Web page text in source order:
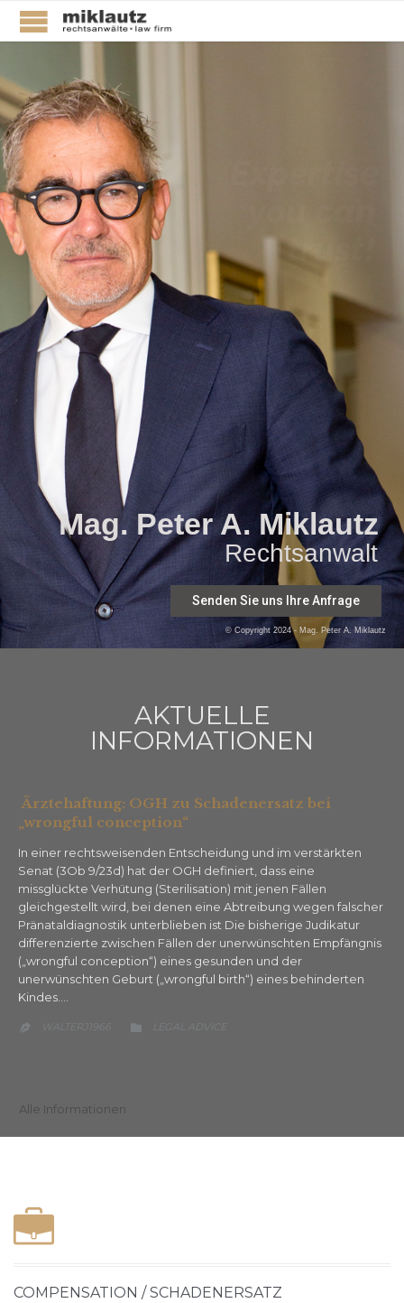
Mag. Peter A. Miklautz
Rechtsanwalt
© Copyright 2024 - Mag. Peter A. Miklautz
Senden Sie uns Ihre Anfrage
trust!
AKTUELLE
INFORMATIONEN
Ärztehaftung: OGH zu Schadenersatz bei
„wrongful conception“
In einer rechtsweisenden Entscheidung und im verstärkten
Senat (3Ob 9/23d) hat der OGH definiert, dass eine
missglückte Verhütung (Sterilisation) mit jenen Fällen
gleichgestellt wird, bei denen eine Abtreibung wegen falscher
Pränataldiagnostik unterblieben ist Die bisherige Judikatur
differenzierte zwischen Fällen der unerwünschten Empfängnis
(„wrongful conception“) eines gesunden und der
unerwünschten Geburt („wrongful birth“) eines behinderten
Kindes….
 WALTERJ1966  CATEGORY
LEGAL ADVICE
Alle Informationen
COMPENSATION / SCHADENERSATZ